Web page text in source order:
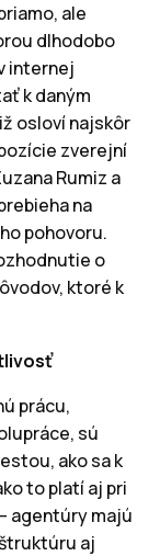
ale
dlhodobo
internej
k daným
osloví najskôr
zverejní
Rumiz a
na
pohovoru.
o
ktoré k
prácu,
sú
ako sa k
to platí aj pri
agentúry majú
aj